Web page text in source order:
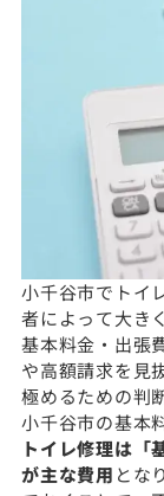
小千谷市でトイ
者によって大き
基本料金・出張
や高額請求を見
極めるための判
小千谷市の基本
トイレ修理は「
が主な費用 とな